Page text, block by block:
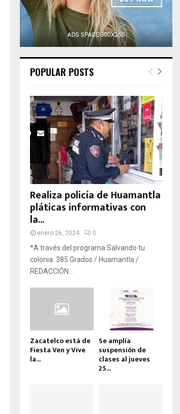
POPULAR POSTS
Realiza policía de Huamantla
pláticas informativas con
la...
enero 26, 2024 0
*A través del programa Salvando tu
colonia. 385 Grados / Huamantla /
REDACCIÓN...
Zacatelco está de
Fiesta Ven y Vive
la...
Se amplía
suspensión de
clases al jueves
25...